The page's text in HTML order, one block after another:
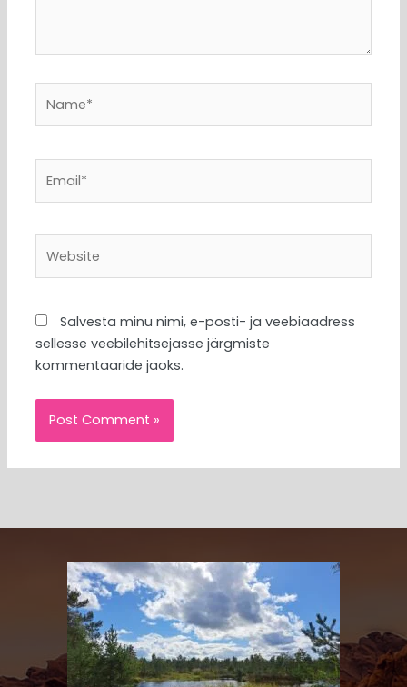
Salvesta minu nimi, e-posti- ja veebiaadress
sellesse veebilehitsejasse järgmiste
kommentaaride jaoks.